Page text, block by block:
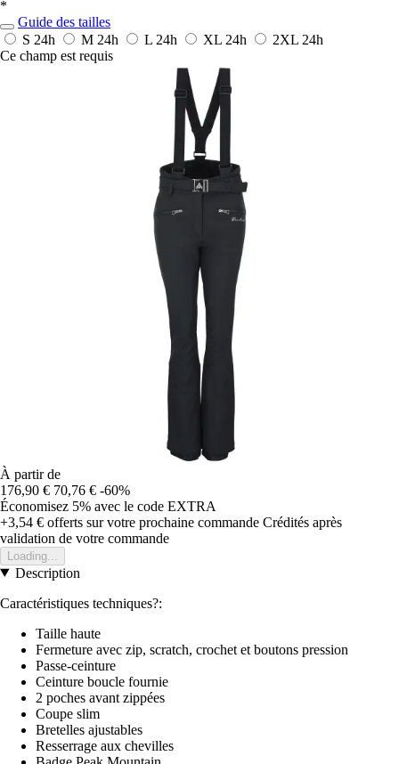
*
Guide des tailles
S 24h M 24h L 24h XL 24h 2XL 24h
Ce champ est requis
À partir de
176,90 € 70,76 € -60%
Économisez 5% avec le code EXTRA
+3,54 € offerts sur votre prochaine commande Crédités après
validation de votre commande
Loading...
Description
Caractéristiques techniques?:
Taille haute
Fermeture avec zip, scratch, crochet et boutons pression
Passe-ceinture
Ceinture boucle fournie
2 poches avant zippées
Coupe slim
Bretelles ajustables
Resserrage aux chevilles